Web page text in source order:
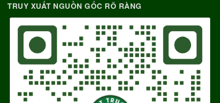
TRUY XUẤT NGUỒN GỐC RÕ RÀNG